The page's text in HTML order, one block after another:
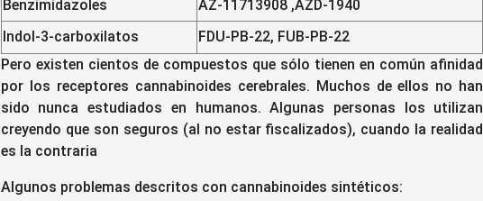
Benzimidazoles
AZ-11713908 ,AZD-1940
Indol-3-carboxilatos
FDU-PB-22, FUB-PB-22
Pero existen cientos de compuestos que sólo tienen en común afinidad
por los receptores cannabinoides cerebrales. Muchos de ellos no han
sido nunca estudiados en humanos. Algunas personas los utilizan
creyendo que son seguros (al no estar fiscalizados), cuando la realidad
es la contraria
Algunos problemas descritos con cannabinoides sintéticos: